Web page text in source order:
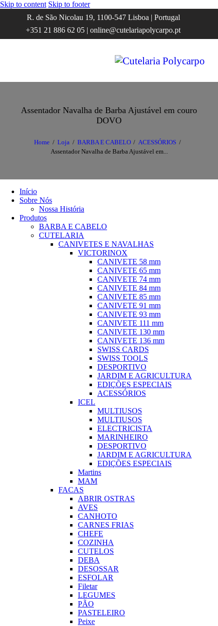
Skip to content Skip to footer
R. de São Nicolau 19, 1100-547 Lisboa | Portugal
+351 21 886 62 05 | online@cutelariapolycarpo.pt
Assentador Navalha de Barba Ajustável em couro
DOVO
Home Loja BARBA E CABELO
ACESSÓRIOS
Assentador Navalha de Barba Ajustável em...
Início
Sobre Nós
Nossa História
Produtos
BARBA E CABELO
CUTELARIA
CANIVETES E NAVALHAS
VICTORINOX
CANIVETE 58 mm
CANIVETE 65 mm
CANIVETE 74 mm
CANIVETE 84 mm
CANIVETE 85 mm
CANIVETE 91 mm
CANIVETE 93 mm
CANIVETE 111 mm
CANIVETE 130 mm
CANIVETE 136 mm
SWISS CARDS
SWISS TOOLS
DESPORTIVO
JARDIM E AGRICULTURA
EDIÇÕES ESPECIAIS
ACESSÓRIOS
ICEL
MULTIUSOS
MULTIUSOS
ELECTRICISTA
MARINHEIRO
DESPORTIVO
JARDIM E AGRICULTURA
EDIÇÕES ESPECIAIS
Martins
MAM
FACAS
ABRIR OSTRAS
AVES
CANHOTO
CARNES FRIAS
CHEFE
COZINHA
CUTELOS
DEBA
DESOSSAR
ESFOLAR
Filetar
LEGUMES
PÃO
PASTELEIRO
Peixe